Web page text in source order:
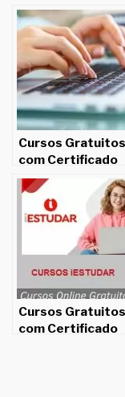
Cursos Gratuitos
com Certificado
para Imprimir!
Cursos Gratuitos
com Certificado